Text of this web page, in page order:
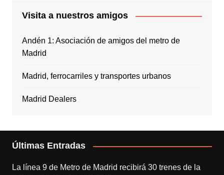
Visita a nuestros amigos
Andén 1: Asociación de amigos del metro de
Madrid
Madrid, ferrocarriles y transportes urbanos
Madrid Dealers
Últimas Entradas
La línea 9 de Metro de Madrid recibirá 30 trenes de la